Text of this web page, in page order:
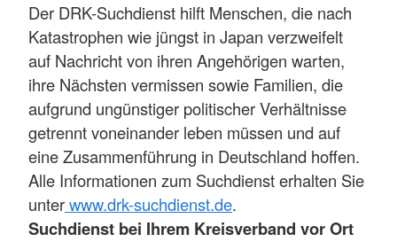
Der DRK-Suchdienst hilft Menschen, die nach
Katastrophen wie jüngst in Japan verzweifelt
auf Nachricht von ihren Angehörigen warten,
ihre Nächsten vermissen sowie Familien, die
aufgrund ungünstiger politischer Verhältnisse
getrennt voneinander leben müssen und auf
eine Zusammenführung in Deutschland hoffen.
Alle Informationen zum Suchdienst erhalten Sie
unterwww.drk-suchdienst.de.
Suchdienst bei Ihrem Kreisverband vor Ort